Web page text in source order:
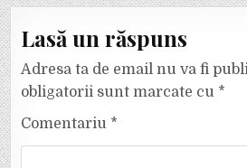
Lasă un răspuns
Adresa ta de email nu va fi
obligatorii sunt marcate cu *
Comentariu *